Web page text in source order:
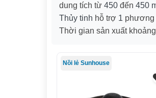
dung tích từ 450 đến 450
Thủy tinh hỗ trợ 1 phương
Thời gian sản xuất khoảng
Nồi lẻ Sunhouse